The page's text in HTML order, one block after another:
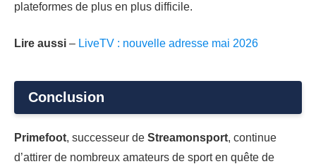
plateformes de plus en plus difficile.
Lire aussi – LiveTV : nouvelle adresse mai 2026
Conclusion
Primefoot, successeur de Streamonsport, continue
d’attirer de nombreux amateurs de sport en quête de